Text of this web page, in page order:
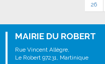
26
MAIRIE DU ROBERT
Rue Vincent Allègre,
Le Robert 97231, Martinique